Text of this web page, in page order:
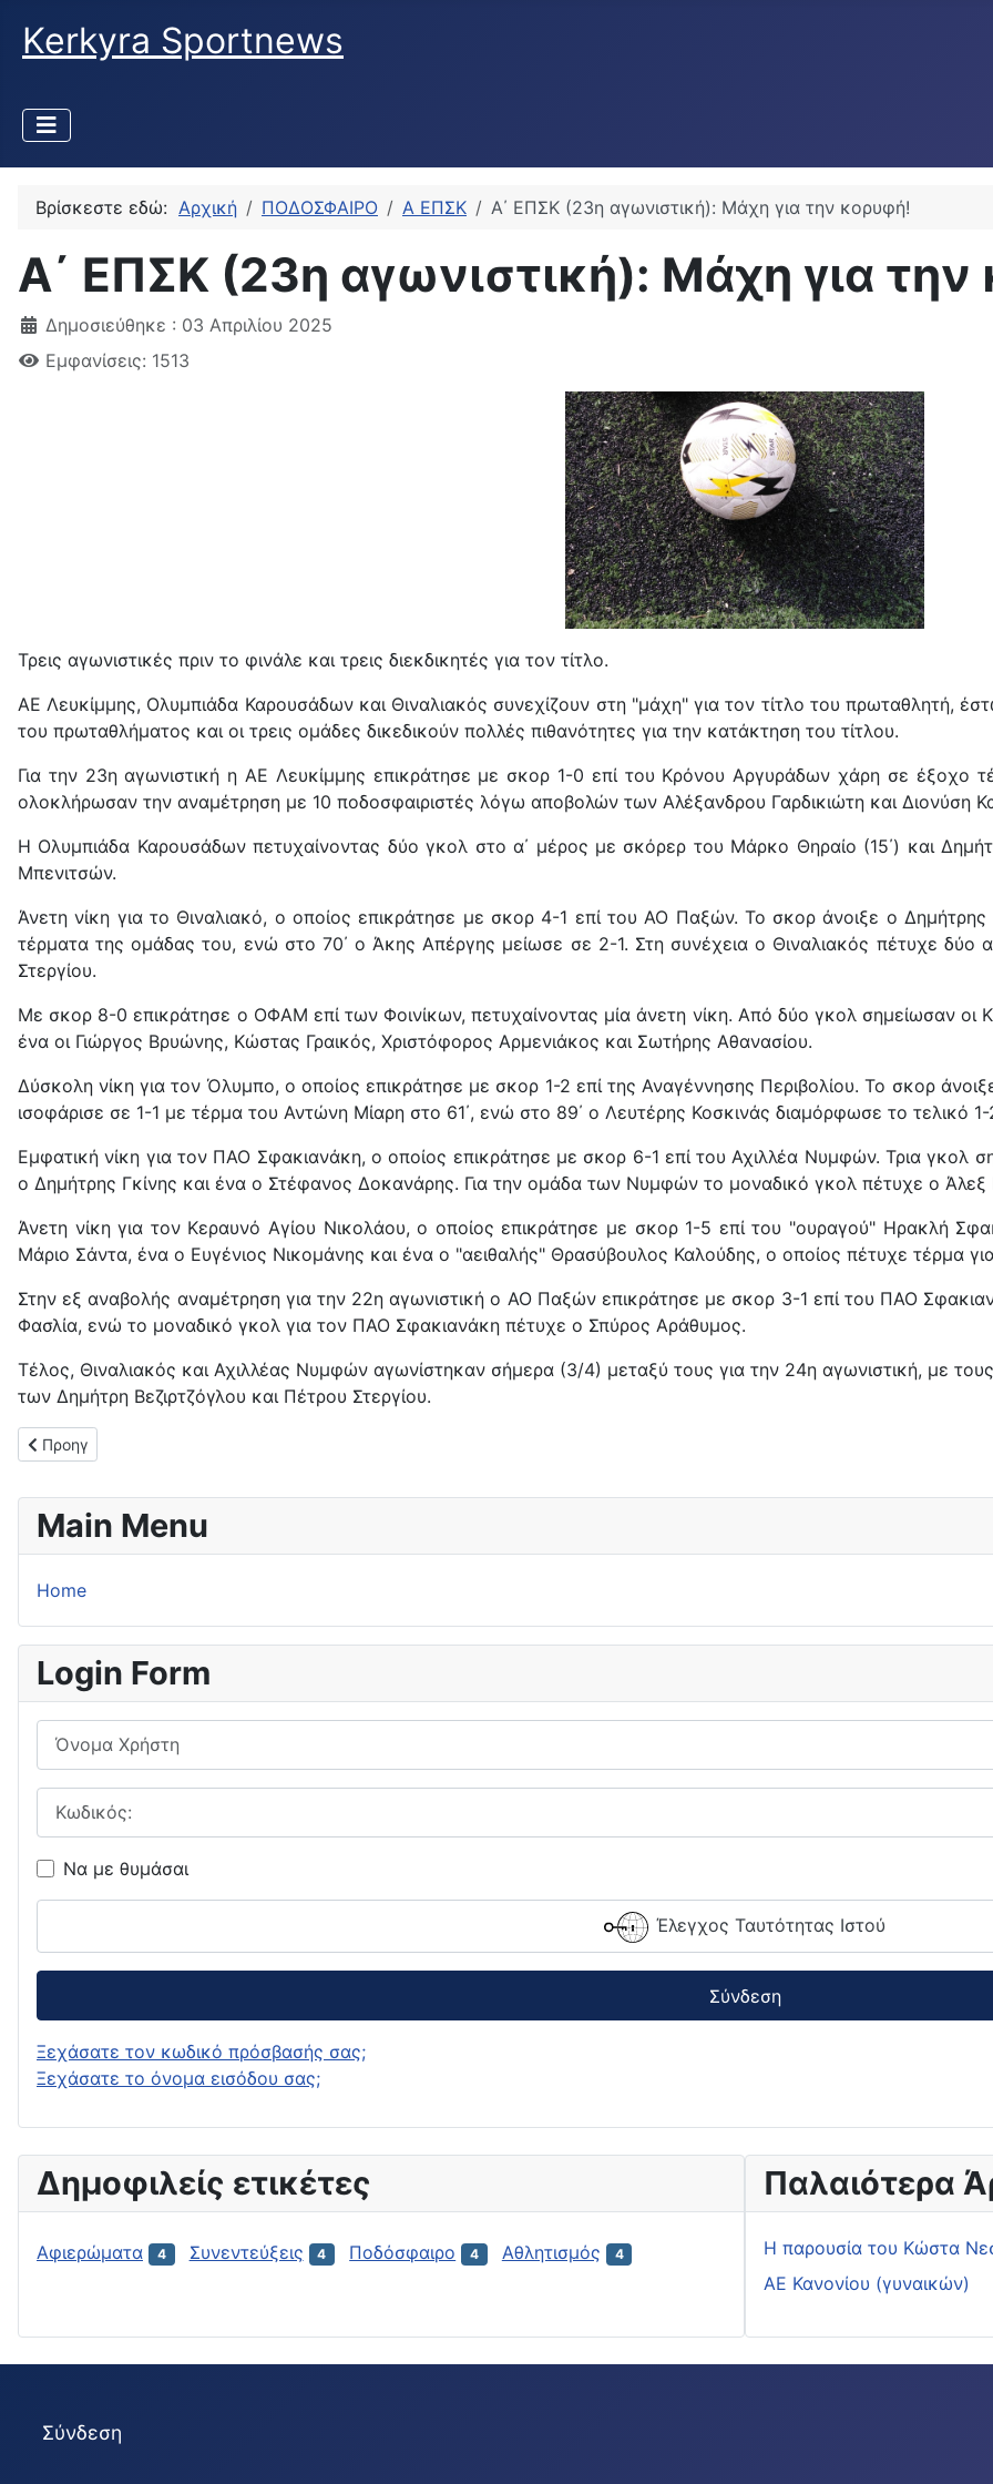
Kerkyra Sportnews
Βρίσκεστε εδώ: Αρχική ΠΟΔΟΣΦΑΙΡΟ Α ΕΠΣΚ Α΄ ΕΠΣΚ (23η αγωνιστική): Μάχη για την κορυφή!
Α΄ ΕΠΣΚ (23η αγωνιστική): Μάχη για
Δημοσιεύθηκε : 03 Απριλίου 2025
Εμφανίσεις: 1513
Τρεις αγωνιστικές πριν το φινάλε και τρεις διεκδικητές για τον τίτλο.
ΑΕ Λευκίμμης, Ολυμπιάδα Καρουσάδων και Θιναλιακός συνεχίζουν στη "μάχη" για τον τίτλο του πρωταθλητή,
του πρωταθλήματος και οι τρεις ομάδες δικεδικούν πολλές πιθανότητες για την κατάκτηση του τίτλου.
Για την 23η αγωνιστική η ΑΕ Λευκίμμης επικράτησε με σκορ 1-0 επί του Κρόνου Αργυράδων χάρη σε έξοχο
ολοκλήρωσαν την αναμέτρηση με 10 ποδοσφαιριστές λόγω αποβολών των Αλέξανδρου Γαρδικιώτη και Διονύση
Η Ολυμπιάδα Καρουσάδων πετυχαίνοντας δύο γκολ στο α΄ μέρος με σκόρερ του Μάρκο Θηραίο (15΄) και
Μπενιτσών.
Άνετη νίκη για το Θιναλιακό, ο οποίος επικράτησε με σκορ 4-1 επί του ΑΟ Παξών. Το σκορ άνοιξε ο
τέρματα της ομάδας του, ενώ στο 70΄ ο Άκης Απέργης μείωσε σε 2-1. Στη συνέχεια ο Θιναλιακός πέτυχε
Στεργίου.
Με σκορ 8-0 επικράτησε ο ΟΦΑΜ επί των Φοινίκων, πετυχαίνοντας μία άνετη νίκη. Από δύο γκολ σημείωσαν οι
ένα οι Γιώργος Βρυώνης, Κώστας Γραικός, Χριστόφορος Αρμενιάκος και Σωτήρης Αθανασίου.
Δύσκολη νίκη για τον Όλυμπο, ο οποίος επικράτησε με σκορ 1-2 επί της Αναγέννησης Περιβολίου. Το σκορ
ισοφάρισε σε 1-1 με τέρμα του Αντώνη Μίαρη στο 61΄, ενώ στο 89΄ ο Λευτέρης Κοσκινάς διαμόρφωσε το τελικό 1-
Εμφατική νίκη για τον ΠΑΟ Σφακιανάκη, ο οποίος επικράτησε με σκορ 6-1 επί του Αχιλλέα Νυμφών. Τρια γκολ
ο Δημήτρης Γκίνης και ένα ο Στέφανος Δοκανάρης. Για την ομάδα των Νυμφών το μοναδικό γκολ πέτυχε ο Άλεξ
Άνετη νίκη για τον Κεραυνό Αγίου Νικολάου, ο οποίος επικράτησε με σκορ 1-5 επί του "ουραγού" Ηρακλή
Μάριο Σάντα, ένα ο Ευγένιος Νικομάνης και ένα ο "αειθαλής" Θρασύβουλος Καλούδης, ο οποίος πέτυχε τέρμα
Στην εξ αναβολής αναμέτρηση για την 22η αγωνιστική ο ΑΟ Παξών επικράτησε με σκορ 3-1 επί του ΠΑΟ
Φασλία, ενώ το μοναδικό γκολ για τον ΠΑΟ Σφακιανάκη πέτυχε ο Σπύρος Αράθυμος.
Τέλος, Θιναλιακός και Αχιλλέας Νυμφών αγωνίστηκαν σήμερα (3/4) μεταξύ τους για την 24η αγωνιστική, με
των Δημήτρη Βεζιρτζόγλου και Πέτρου Στεργίου.
Προηγούμενο άρθρο: Ο πίνακας των σκόρερ της Α΄ ΕΠΣΚ (23η αγωνιστική)
Προηγ
Main Menu
Home
Login Form
Όνομα Χρήστη
Να με θυμάσαι
Έλεγχος Ταυτότητας Ιστού
Σύνδεση
Ξεχάσατε τον κωδικό πρόσβασής σας;
Ξεχάσατε το όνομα εισόδου σας;
Δημοφιλείς ετικέτες
Αφιερώματα 4 Συνεντεύξεις 4 Ποδόσφαιρο 4 Αθλητισμός 4
Παλαιότερα
H παρουσία του Κώστα
ΑΕ Κανονίου (γυναικών)
Σύνδεση